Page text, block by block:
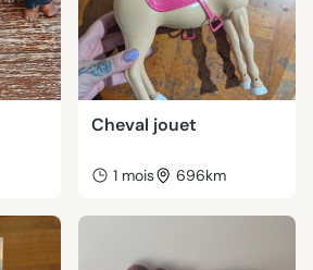
Cheval jouet
1 mois 696km